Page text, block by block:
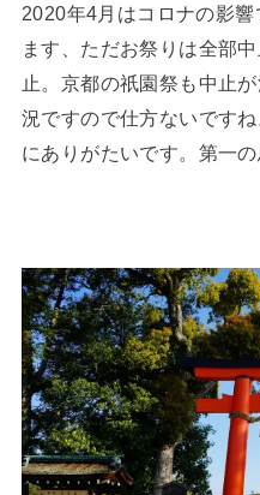
2020年4月はコロナの影
ます、ただお祭りは全部
止。京都の祇園祭も中止
況ですので仕方ないです
にありがたいです。第一の